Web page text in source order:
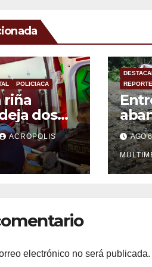
POLICIACA
riña
dos
en
ACRÓPOLIS AGO
electrónico no será publicada.